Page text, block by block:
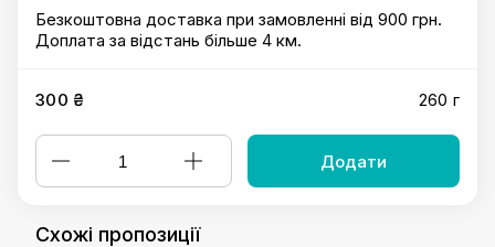
Безкоштовна доставка при замовленні від 900 грн.
Доплата за відстань більше 4 км.
300 ₴ 260 г
Додати
Схожі пропозиції